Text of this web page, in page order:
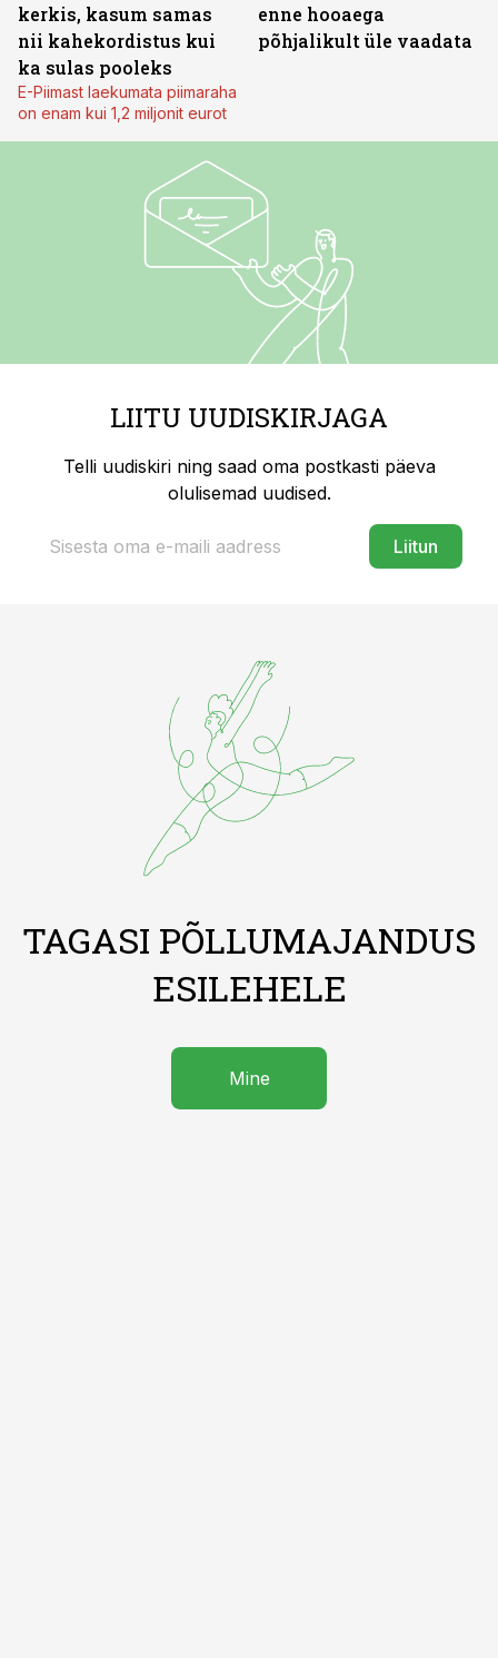
kerkis, kasum samas
nii kahekordistus kui
ka sulas pooleks
E-Piimast laekumata piimaraha
on enam kui 1,2 miljonit eurot
enne hooaega
põhjalikult üle vaadata
LIITU UUDISKIRJAGA
Telli uudiskiri ning saad oma postkasti päeva
olulisemad uudised.
Liitun
TAGASI PÕLLUMAJANDUS
ESILEHELE
Mine